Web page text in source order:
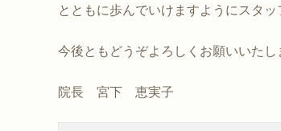
とともに歩んでいけますようにスタッ
今後ともどうぞよろしくお願いいたし
院長 宮下 恵実子